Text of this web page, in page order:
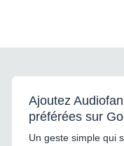
Ajoutez
préférées sur
Un geste simple qui